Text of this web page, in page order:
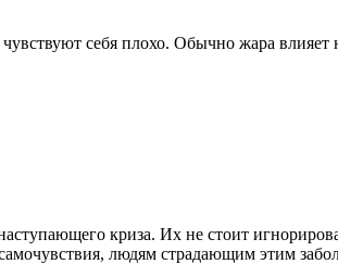
себя плохо. Обычно жара влияет
криза. Их не стоит
людям страдающим этим